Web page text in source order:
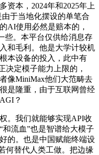
资本，2024年和2025年上
于当地化摆设的单笔合
AI使用必然是赔本的，
些。本平台仅供给消息存
和毛利。他是大学计较机
本设备的投入，此中有
决定模子能力上限的，
像MiniMax他们大范畴去
是隆重，由于互联网曾经
？
我们就能够实现API收
流血”也是智谱给大模子
的。也是中国赋能终端设
何替代人类工做。把边缘